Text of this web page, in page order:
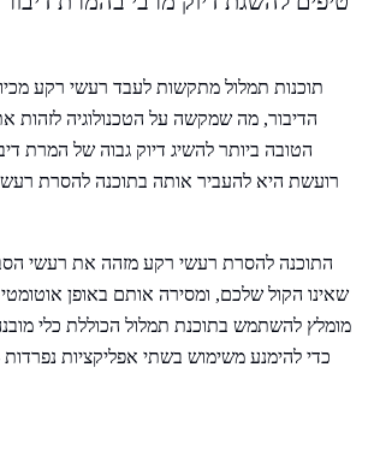
תוכנות תמלול מתקשות לעבד רעשי רקע
הדיבור, מה שמקשה על הטכנולוגיה לזהות
הטובה ביותר להשיג דיוק גבוה של המרת
רועשת היא להעביר אותה בתוכנה להסרת
התוכנה להסרת רעשי רקע מזהה את רעשי
שאינו הקול שלכם, ומסירה אותם באופן
מומלץ להשתמש בתוכנת תמלול הכוללת כלי